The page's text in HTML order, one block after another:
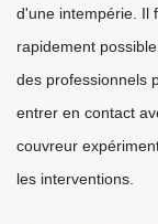
d'une intempérie. Il
rapidement
des professionnels
entrer en contact
couvreur
les interventions.